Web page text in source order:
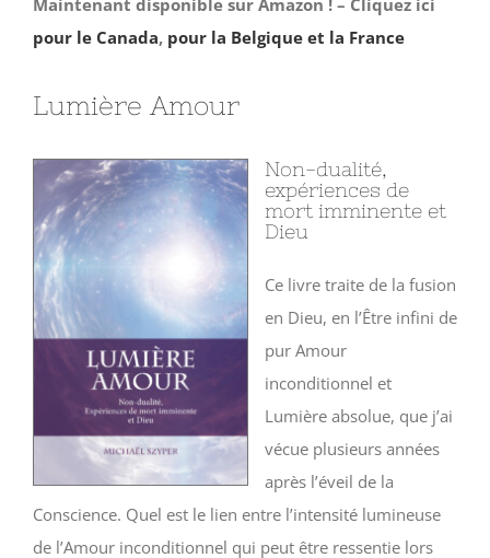
Maintenant disponible sur Amazon ! – Cliquez ici
pour le Canada, pour la Belgique et la France
Lumière Amour
Non-dualité,
expériences de
mort imminente et
Dieu
Ce livre traite de la fusion
en Dieu, en l’Être infini de
pur Amour
inconditionnel et
Lumière absolue, que j’ai
vécue plusieurs années
après l’éveil de la
Conscience. Quel est le lien entre l’intensité lumineuse
de l’Amour inconditionnel qui peut être ressentie lors